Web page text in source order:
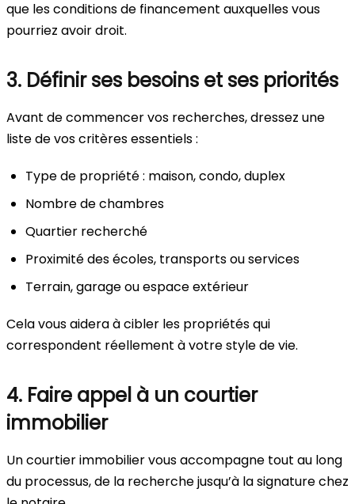
que les conditions de financement auxquelles vous
pourriez avoir droit.
3. Définir ses besoins et ses priorités
Avant de commencer vos recherches, dressez une
liste de vos critères essentiels :
Type de propriété : maison, condo, duplex
Nombre de chambres
Quartier recherché
Proximité des écoles, transports ou services
Terrain, garage ou espace extérieur
Cela vous aidera à cibler les propriétés qui
correspondent réellement à votre style de vie.
4. Faire appel à un courtier
immobilier
Un courtier immobilier vous accompagne tout au long
du processus, de la recherche jusqu’à la signature chez